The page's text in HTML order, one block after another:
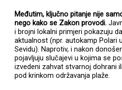
Međutim, ključno pitanje nije
nego kako se Zakon provodi.
i brojni lokalni primjeri pokazuju
aktualnost (npr. autokamp Polari
Sevidu). Naprotiv, i nakon
pojavljuju slučajevi u kojima se
izvedeni zahvat stvarnoj dohrani
pod krinkom održavanja plaže.